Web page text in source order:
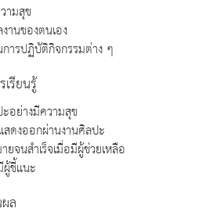
ามสุข
านของตนเอง
ารปฏิบัติกิจกรรมต่าง ๆ
รียนรู้
อย่างมีความสุข
ดงออกผ่านงานศิลปะ
จนสำเร็จเมื่อมีผู้ช่วยเหลือ
ชี้แนะ
ล